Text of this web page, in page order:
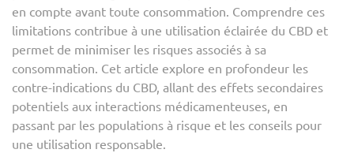
en compte avant toute consommation. Comprendre ces
limitations contribue à une utilisation éclairée du CBD et
permet de minimiser les risques associés à sa
consommation. Cet article explore en profondeur les
contre-indications du CBD, allant des effets secondaires
potentiels aux interactions médicamenteuses, en
passant par les populations à risque et les conseils pour
une utilisation responsable.